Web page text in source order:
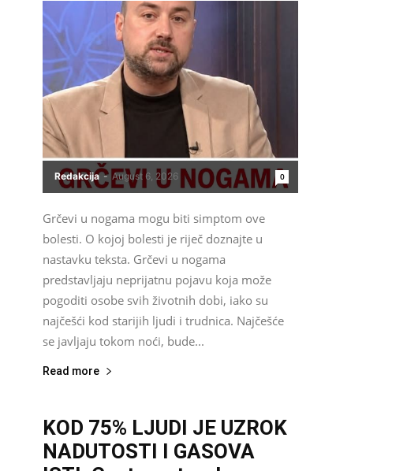
Redakcija - August 6, 2026 0
Grčevi u nogama mogu biti simptom ove
bolesti. O kojoj bolesti je riječ doznajte u
nastavku teksta. Grčevi u nogama
predstavljaju neprijatnu pojavu koja može
pogoditi osobe svih životnih dobi, iako su
najčešći kod starijih ljudi i trudnica. Najčešće
se javljaju tokom noći, bude...
Read more
KOD 75% LJUDI JE UZROK
NADUTOSTI I GASOVA